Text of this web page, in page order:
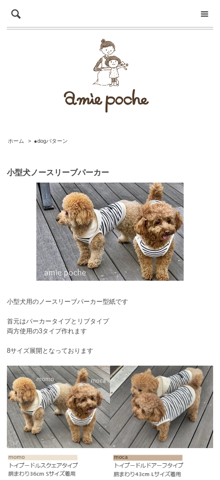
ホーム > ●dogパターン
小型犬ノースリーブパーカー
小型犬用のノースリーブパーカー型紙です
首元はパーカータイプとリブタイプ
両方使用の3タイプ作れます
8サイズ展開となっております